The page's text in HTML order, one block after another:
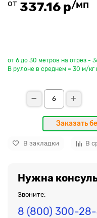
от 337.16 р/мп
от 6 до 30 метров на отрез -
В рулоне в среднем = 30 м/кг
Заказать
В закладки В
Нужна
Звоните:
8 (800) 300-